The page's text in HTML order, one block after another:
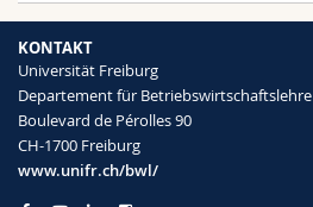
KONTAKT
Universität Freiburg
Departement für Betriebswirtschaftslehre
Boulevard de Pérolles 90
CH-1700 Freiburg
www.unifr.ch/bwl/